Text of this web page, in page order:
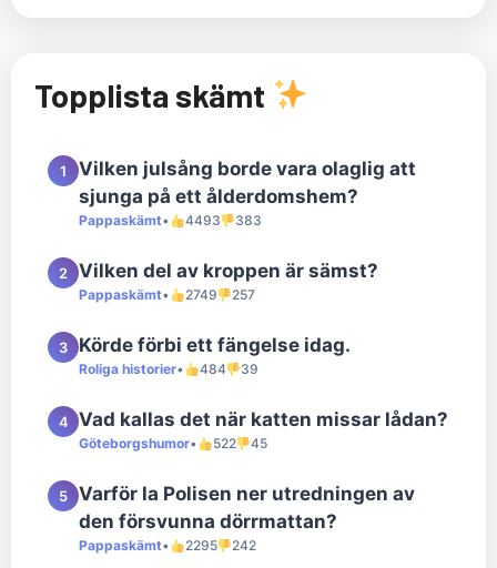
Topplista skämt
1
Vilken julsång borde vara olaglig att
sjunga på ett ålderdomshem?
Pappaskämt• 4493 383
2 Vilken del av kroppen är sämst?
Pappaskämt• 2749 257
3 Körde förbi ett fängelse idag.
Roliga historier• 484 39
4 Vad kallas det när katten missar lådan?
Göteborgshumor• 522 45
5
Varför la Polisen ner utredningen av
den försvunna dörrmattan?
Pappaskämt• 2295 242